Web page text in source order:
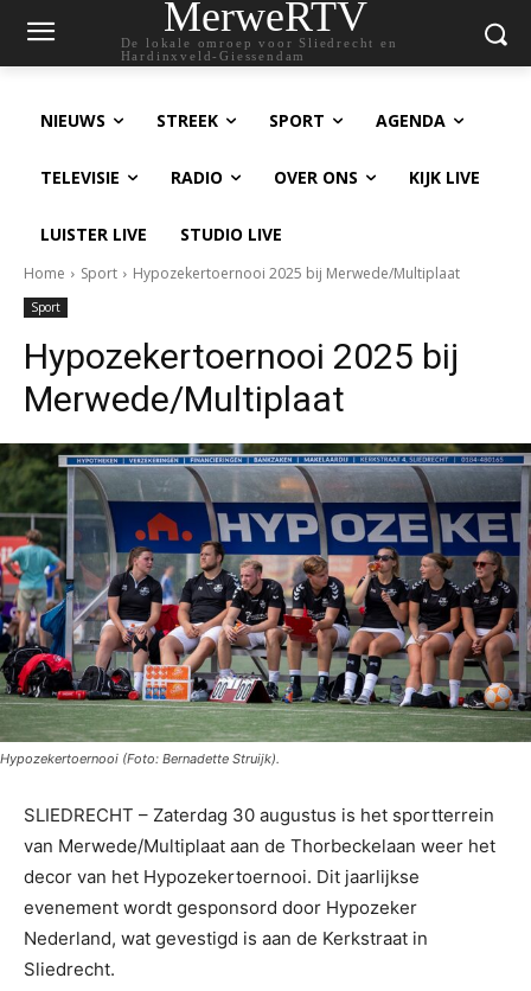
MerweRTV
De lokale omroep voor Sliedrecht en
Hardinxveld-Giessendam
NIEUWS STREEK SPORT AGENDA
TELEVISIE RADIO OVER ONS KIJK LIVE
LUISTER LIVE STUDIO LIVE
Home Sport Hypozekertoernooi 2025 bij Merwede/Multiplaat
Sport
Hypozekertoernooi 2025 bij
Merwede/Multiplaat
Hypozekertoernooi (Foto: Bernadette Struijk).
SLIEDRECHT – Zaterdag 30 augustus is het sportterrein
van Merwede/Multiplaat aan de Thorbeckelaan weer het
decor van het Hypozekertoernooi. Dit jaarlijkse
evenement wordt gesponsord door Hypozeker
Nederland, wat gevestigd is aan de Kerkstraat in
Sliedrecht.